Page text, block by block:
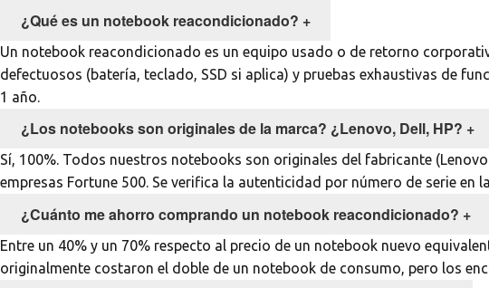
¿Qué es un notebook reacondicionado? +
Un notebook reacondicionado es un equipo usado o de retorno
defectuosos (batería, teclado, SSD si aplica) y pruebas exhaustivas de
1 año.
¿Los notebooks son originales de la marca? ¿Lenovo, Dell, HP? +
Sí, 100%. Todos nuestros notebooks son originales del fabricante
empresas Fortune 500. Se verifica la autenticidad por número de serie en
¿Cuánto me ahorro comprando un notebook reacondicionado? +
Entre un 40% y un 70% respecto al precio de un notebook nuevo
originalmente costaron el doble de un notebook de consumo, pero los